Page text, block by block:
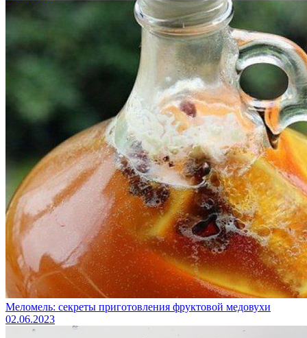
Меломель: секреты приготовления фруктовой медовухи
02.06.2023